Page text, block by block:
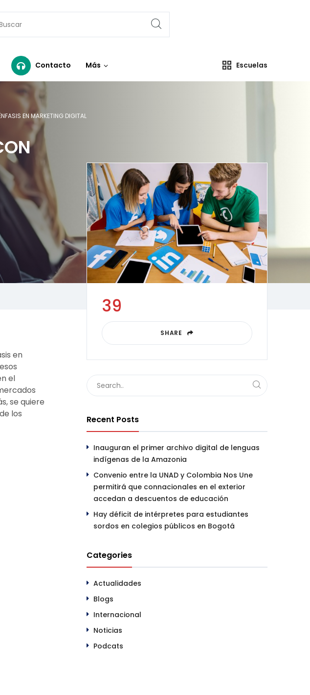
Contacto Más Escuelas
EN MARKETING DIGITAL
en
el
se quiere
los
39
SHARE
Recent Posts
Inauguran el primer archivo digital de lenguas
indígenas de la Amazonia
Convenio entre la UNAD y Colombia Nos Une
permitirá que connacionales en el exterior
accedan a descuentos de educación
Hay déficit de intérpretes para estudiantes
sordos en colegios públicos en Bogotá
Categories
Actualidades
Blogs
Internacional
Noticias
Podcats